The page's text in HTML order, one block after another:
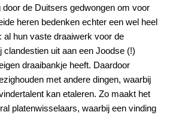
door de Duitsers gedwongen om voor
heren bedenken echter een wel heel
al hun vaste draaiwerk voor de
clandestien uit aan een Joodse (!)
draaibankje heeft. Daardoor
met andere dingen, waarbij
kan etaleren. Zo maakt het
platenwisselaars, waarbij een vinding